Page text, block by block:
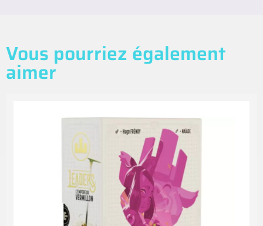
Vous pourriez également
aimer